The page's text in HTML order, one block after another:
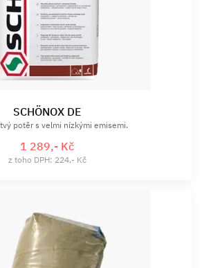
SCHÖNOX DE
potěr s velmi nízkými emisemi.
1 289,- Kč
z toho DPH: 224,- Kč